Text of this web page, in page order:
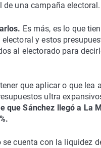
de una campaña electoral.
Es más, es lo que
y estos
al electorado para
que aplicar o que lea
ultra
que Sánchez llegó a La
cuenta con la liquidez